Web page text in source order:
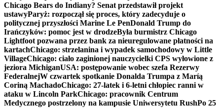
Chicago Bears do Indiany? Senat przedstawił projekt
ustawyParyż: rozpoczął się proces, który zadecyduje o
politycznej przyszłości Marine Le PenDonald Trump do
Irańczyków: pomoc jest w drodzeByła burmistrz Chicago
Lightfoot pozwana przez bank za nieuregulowane płatności na
kartachChicago: strzelanina i wypadek samochodowy w Little
VillageChicago: ciało zaginionej nauczycielki CPS wyłowione z
jeziora MichiganUSA: postępowanie wobec szefa Rezerwy
FederalnejW czwartek spotkanie Donalda Trumpa z Maríą
Coriną MachadoChicago: 27-latek i 6-letni chłopiec ranni w
ataku w Lincoln ParkChicago: pracownik Centrum
Medycznego postrzelony na kampusie Uniwersytetu RushPo 25